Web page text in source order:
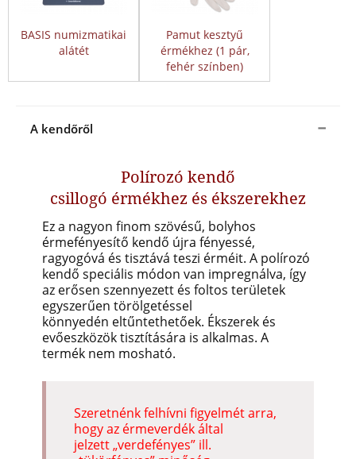
BASIS numizmatikai
alátét
Pamut kesztyű
érmékhez (1 pár,
fehér színben)
A kendőről
Polírozó kendő
csillogó érmékhez és ékszerekhez
Ez a nagyon finom szövésű, bolyhos
érmefényesítő kendő újra fényessé,
ragyogóvá és tisztává teszi érméit. A polírozó
kendő speciális módon van impregnálva, így
az erősen szennyezett és foltos területek
egyszerűen törölgetéssel
könnyedén eltűntethetőek. Ékszerek és
evőeszközök tisztítására is alkalmas. A
termék nem mosható.
Szeretnénk felhívni figyelmét arra,
hogy az érmeverdék által
jelzett „verdefényes” ill.